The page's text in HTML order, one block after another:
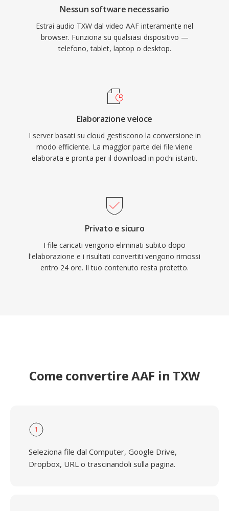
Nessun software necessario
Estrai audio TXW dal video AAF interamente nel
browser. Funziona su qualsiasi dispositivo —
telefono, tablet, laptop o desktop.
Elaborazione veloce
I server basati su cloud gestiscono la conversione in
modo efficiente. La maggior parte dei file viene
elaborata e pronta per il download in pochi istanti.
Privato e sicuro
I file caricati vengono eliminati subito dopo
l'elaborazione e i risultati convertiti vengono rimossi
entro 24 ore. Il tuo contenuto resta protetto.
Come convertire AAF in TXW
1
Seleziona file dal Computer, Google Drive,
Dropbox, URL o trascinandoli sulla pagina.